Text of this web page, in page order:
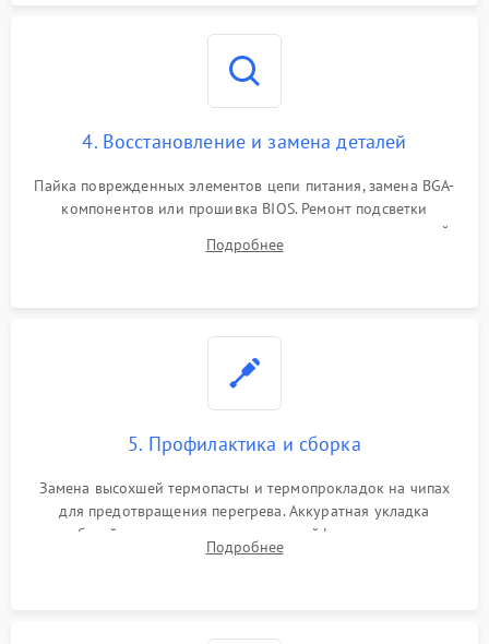
4. Восстановление и замена деталей
Пайка поврежденных элементов цепи питания, замена BGA-
компонентов или прошивка BIOS. Ремонт подсветки
матрицы, замена неисправного накопителя на скоростной
SSD или установка новых модулей памяти.
Подробнее
5. Профилактика и сборка
Замена высохшей термопасты и термопрокладок на чипах
для предотвращения перегрева. Аккуратная укладка
кабелей, подключение хрупких шлейфов матрицы и
надежная фиксация всех элементов внутри корпуса
Подробнее